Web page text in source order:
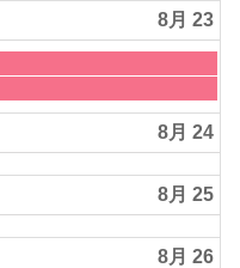
8月 23
8月 24
8月 25
8月 26